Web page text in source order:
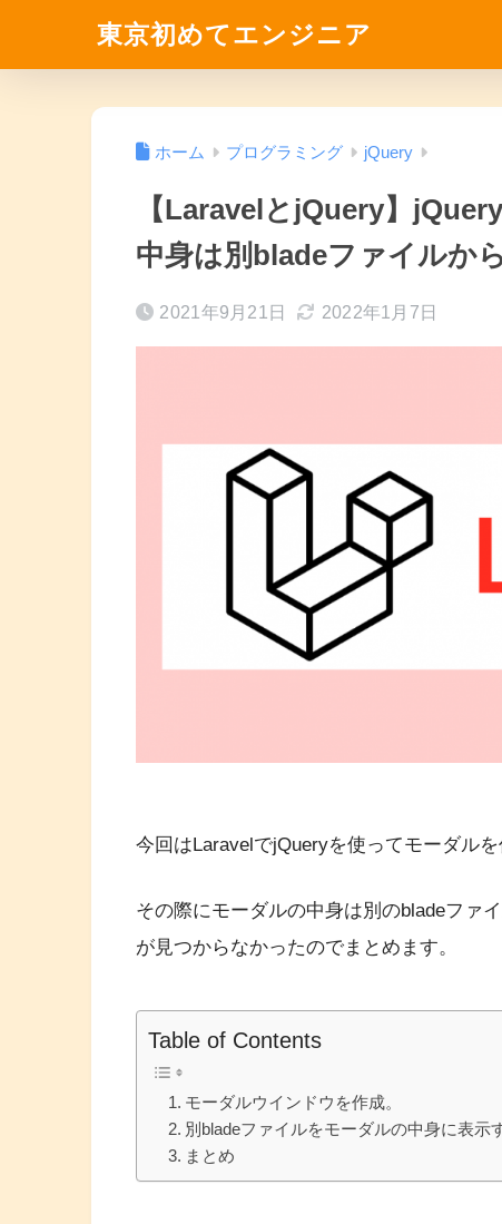
東京初めてエンジニア
ホーム プログラミング jQuery
【LaravelとjQuery】
中身は別bladeファイルか
2021年9月21日 2022年1月7日
今回はLaravelでjQueryを使ってモーダルを
その際にモーダルの中身は別のbladeファ
が見つからなかったのでまとめます。
Table of Contents
モーダルウインドウを作成。
別bladeファイルをモーダルの中身に表示
まとめ